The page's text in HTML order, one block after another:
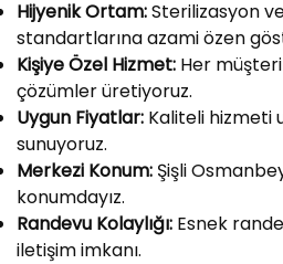
Hijyenik Ortam:Sterilizasyon
standartlarına azami özen
Kişiye Özel Hizmet: Her
çözümler üretiyoruz.
Uygun Fiyatlar: Kaliteli hizmeti
sunuyoruz.
Merkezi Konum: Şişli
konumdayız.
Randevu Kolaylığı: Esnek
iletişim imkanı.